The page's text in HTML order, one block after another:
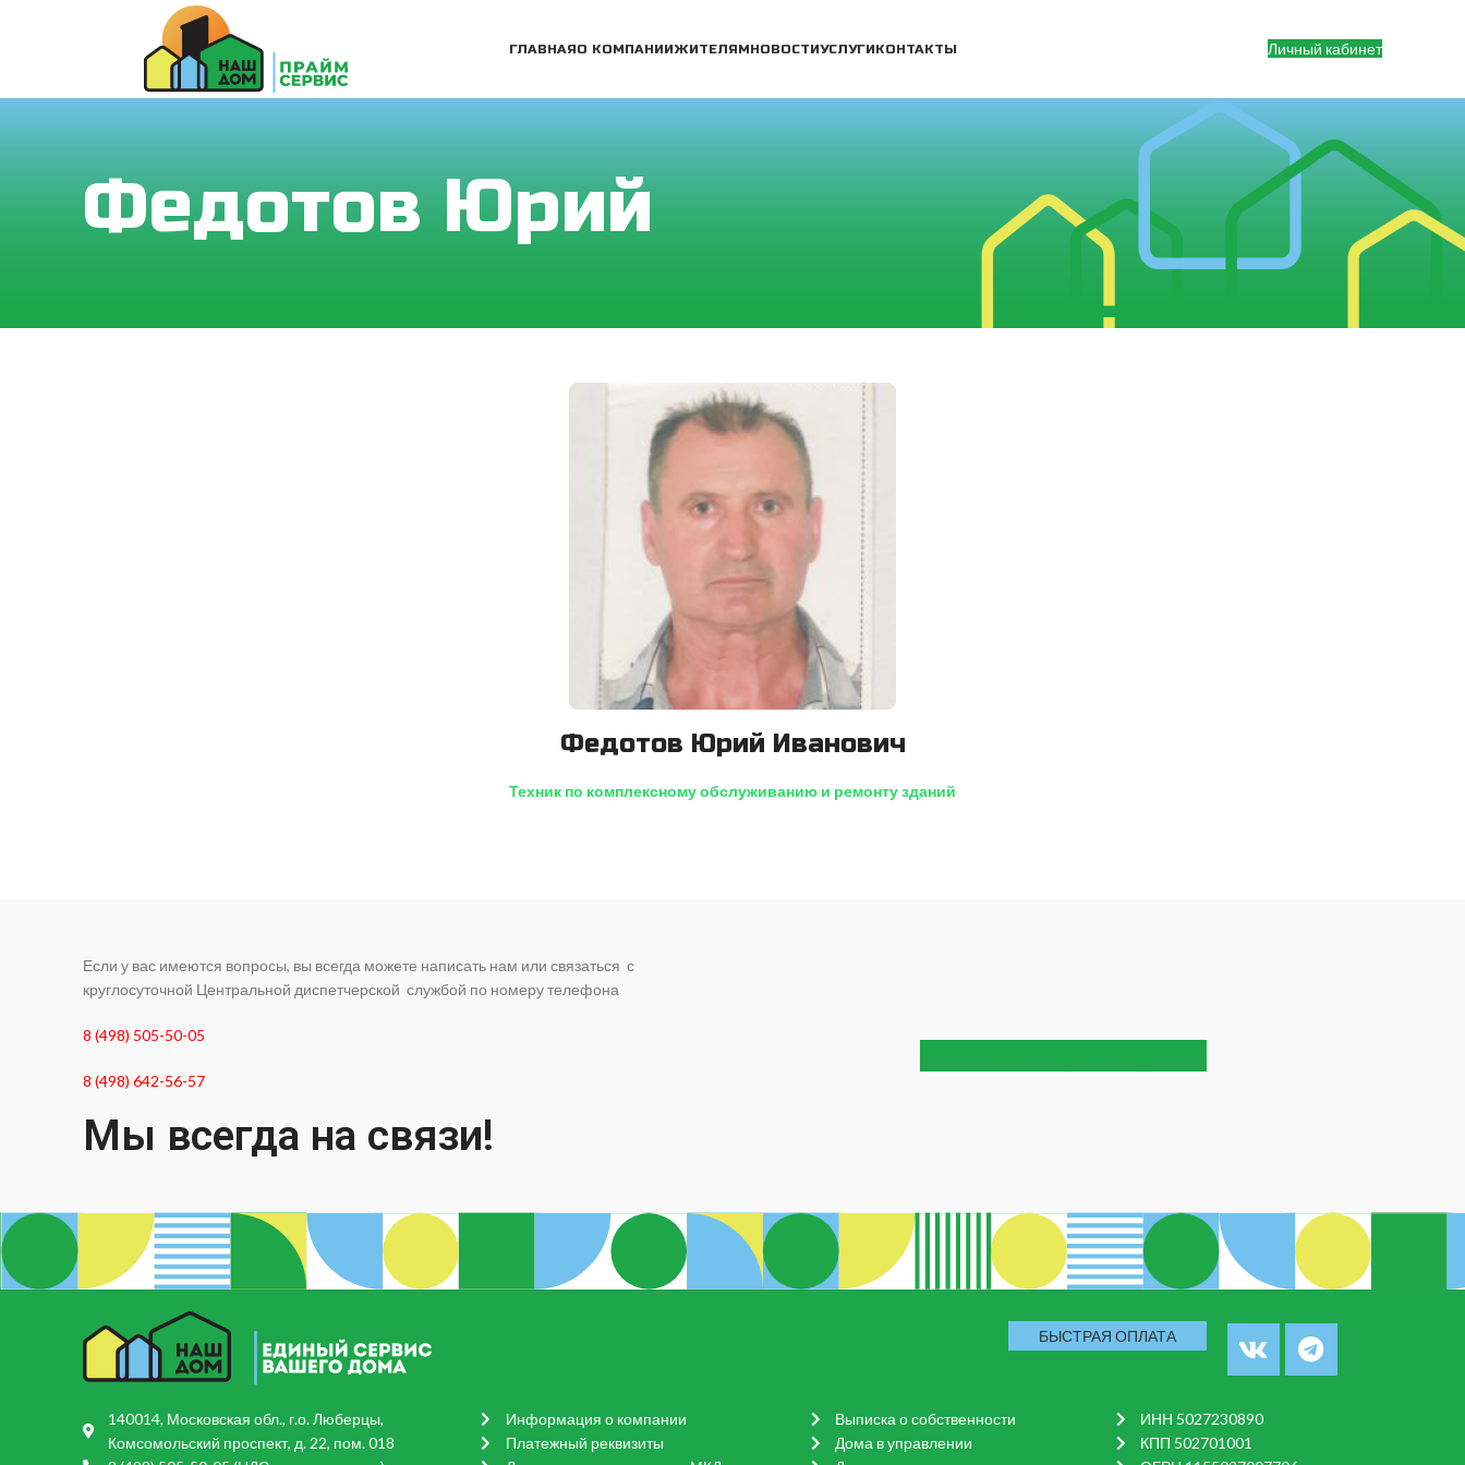
ГЛАВНАЯО КОМПАНИИЖИТЕЛЯМНОВОСТИУСЛУГИКОНТАКТЫ Личный кабинет
Федотов Юрий
Федотов Юрий Иванович
Техник по комплексному обслуживанию и ремонту зданий
Если у вас имеются вопросы, вы всегда можете написать нам или связаться с
круглосуточной Центральной диспетчерской службой по номеру телефона
8 (498) 505-50-05
8 (498) 642-56-57
Мы всегда на связи!
БЫСТРАЯ ОПЛАТА
140014, Московская обл., г.о. Люберцы,
Комсомольский проспект, д. 22, пом. 018
Информация о компании
Платежный реквизиты
Выписка о собственности
Дома в управлении
ИНН 5027230890
КПП 502701001